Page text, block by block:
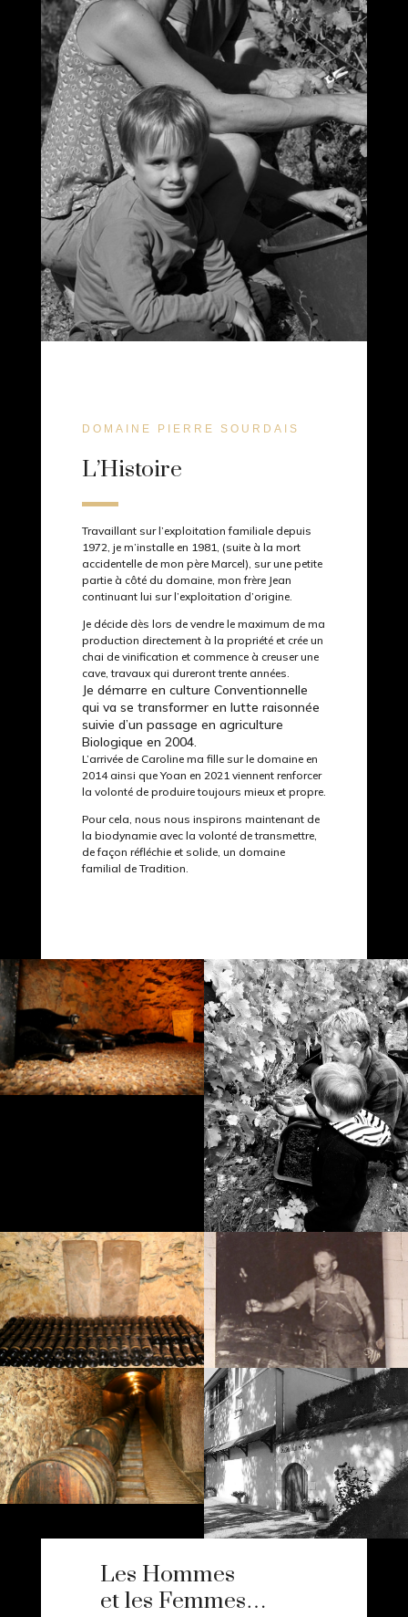
DOMAINE PIERRE SOURDAIS
L’Histoire
Travaillant sur l’exploitation familiale depuis
1972, je m’installe en 1981, (suite à la mort
accidentelle de mon père Marcel), sur une petite
partie à côté du domaine, mon frère Jean
continuant lui sur l’exploitation d’origine.
Je décide dès lors de vendre le maximum de ma
production directement à la propriété et crée un
chai de vinification et commence à creuser une
cave, travaux qui dureront trente années.
Je démarre en culture Conventionnelle
qui va se transformer en lutte raisonnée
suivie d’un passage en agriculture
Biologique en 2004.
L’arrivée de Caroline ma fille sur le domaine en
2014 ainsi que Yoan en 2021 viennent renforcer
la volonté de produire toujours mieux et propre.
Pour cela, nous nous inspirons maintenant de
la biodynamie avec la volonté de transmettre,
de façon réfléchie et solide, un domaine
familial de Tradition.
Les Hommes
et les Femmes…